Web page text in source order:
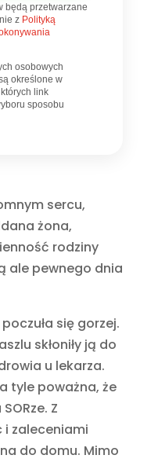
będą przetwarzane
z Polityką
osobowych
określone w
link
sposobu
sercu,
żona,
rodziny
ale pewnego dnia
się gorzej.
skłoniły ją do
u lekarza.
tyle poważna, że
Z
i zaleceniami
do domu. Mimo